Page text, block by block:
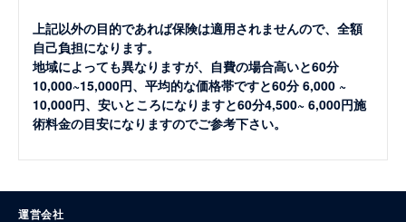
上記以外の目的であれば保険は適用されませんので、全額
自己負担になります。
地域によっても異なりますが、自費の場合高いと60分
10,000~15,000円、平均的な価格帯ですと60分 6,000 ~
10,000円、安いところになりますと60分4,500~ 6,000円施
術料金の目安になりますのでご参考下さい。
運営会社